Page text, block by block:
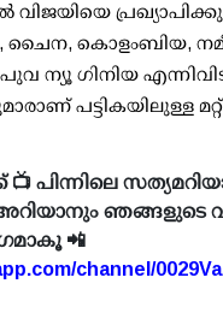
വിജയിയെ
ചൈന, കൊളംബിയ,
ന്യൂ ഗിനിയ
പട്ടികയിലുള്ള
പിന്നിലെ
ഞങ്ങളുടെ
📲
channel/